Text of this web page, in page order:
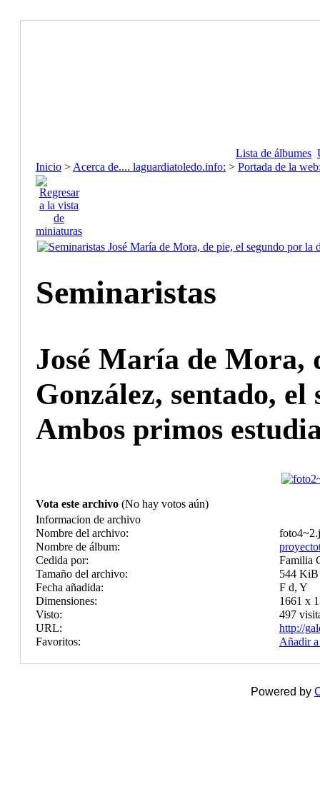
Lista de álbumes
Inicio > Acerca de.... laguardiatoledo.info: > Portada de la
Seminaristas
José María de Mora,
González, sentado,
Ambos primos
Vota este archivo (No hay votos aún)
Informacion de archivo
Nombre del archivo:
Nombre de álbum:
Cedida por:
Familia
Tamaño del archivo:
544 KiB
Fecha añadida:
F d, Y
Dimensiones:
1661 x
Visto:
497
URL:
http://
Favoritos:
Añadir
Powered by